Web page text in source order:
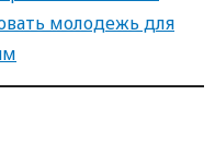
молодежь для